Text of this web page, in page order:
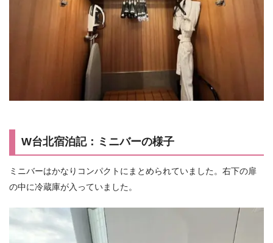
W台北宿泊記：ミニバーの様子
ミニバーはかなりコンパクトにまとめられていました。右下の扉
の中に冷蔵庫が入っていました。